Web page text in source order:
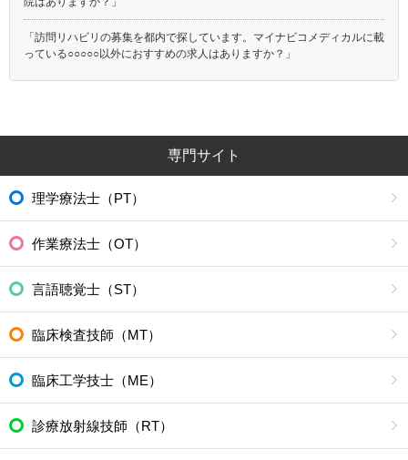
「訪問リハビリの募集を都内で探しています。マイナビコメディカルに載
っている○○○○○以外におすすめの求人はありますか？」
専門サイト
理学療法士（PT）
作業療法士（OT）
言語聴覚士（ST）
臨床検査技師（MT）
臨床工学技士（ME）
診療放射線技師（RT）